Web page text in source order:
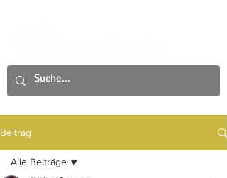
Beitrag
Alle Beiträge